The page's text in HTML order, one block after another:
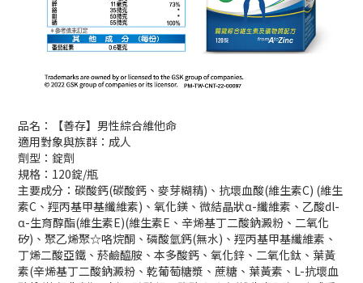
品名：【善存】男性綜合維他命
適用對象與族群：成人
劑型：錠劑
規格：120錠/瓶
主要成分：碳酸鈣(碳酸鈣、麥芽糊精)、抗壞血酸(維生素C) (維生
素C、羥丙基甲基纖維素)、氧化鎂、微結晶狀α-纖維素、乙酸dl-
α-生育醇酯(維生素E)(維生素E、辛烯基丁二酸鈉澱粉、二氧化
矽)、聚乙烯聚☆咯烷酮、磷酸氫鈣(無水)、羥丙基甲基纖維素、
丁烯二酸亞鐵、菸鹼醯胺、本多酸鈣、氧化鋅、二氧化鈦、葉黃
素(辛烯基丁二酸鈉澱粉、乾葡萄糖漿、蔗糖、葉黃素、L-抗壞血